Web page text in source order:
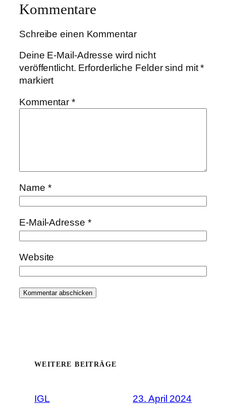
Kommentare
Schreibe einen Kommentar
Deine E-Mail-Adresse wird nicht
veröffentlicht. Erforderliche Felder sind mit*
markiert
Kommentar*
Name *
E-Mail-Adresse *
Website
WEITERE BEITRÄGE
IGL 23. April 2024